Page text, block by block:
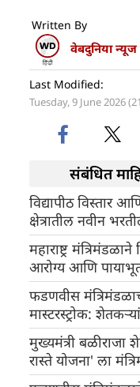
Written By
वेबदुनिया न्यूज
Last Modified:
Tuesday, 9 June 2026
संबंधित
विद्यापीठ विस्तार
क्षेत्रातील नवीन
महाराष्ट्र मंत्रिमंडळाचे
निर्णय
महाराष्ट्र
आरोग्य आणि
संबंधित ८ महत्त्वाचे
फडणवीस
मास्टरस्ट्रोक:
खेळाडूंपर्यंत,
सर्वांसाठी खुले
मुख्यमंत्री बळीराजा
रास्ते योजना' ला
मंजुरी, शेतकऱ्यांना